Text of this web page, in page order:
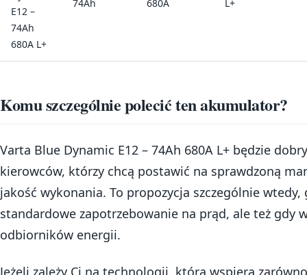
E12 –
74Ah
680A L+
74Ah 680A L+
Komu szczególnie polecić ten akumulator?
Varta Blue Dynamic E12 – 74Ah 680A L+ będzie
kierowców, którzy chcą postawić na sprawdzoną
jakość wykonania. To propozycja szczególnie
standardowe zapotrzebowanie na prąd, ale też gdy
odbiorników energii.
Jeżeli zależy Ci na technologii, która wspiera